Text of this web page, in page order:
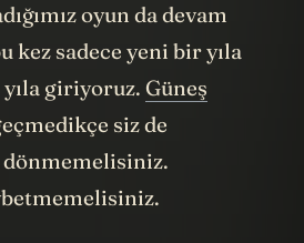
oyun da devam
kez sadece yeni bir yıla
giriyoruz. Güneş
siz de